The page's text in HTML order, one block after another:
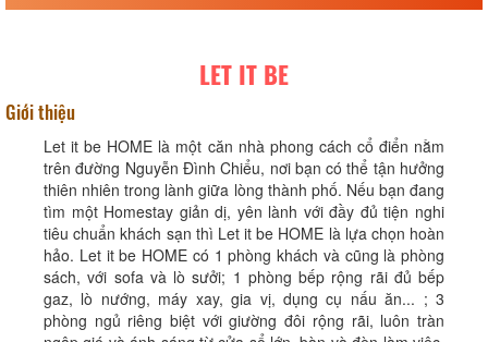
LET IT BE
Giới thiệu
Let it be HOME là một căn nhà phong cách cổ điển nằm
trên đường Nguyễn Đình Chiểu, nơi bạn có thể tận hưởng
thiên nhiên trong lành giữa lòng thành phố. Nếu bạn đang
tìm một Homestay giản dị, yên lành với đầy đủ tiện nghi
tiêu chuẩn khách sạn thì Let it be HOME là lựa chọn hoàn
hảo. Let it be HOME có 1 phòng khách và cũng là phòng
sách, với sofa và lò sưởi; 1 phòng bếp rộng rãi đủ bếp
gaz, lò nướng, máy xay, gia vị, dụng cụ nấu ăn... ; 3
phòng ngủ riêng biệt với giường đôi rộng rãi, luôn tràn